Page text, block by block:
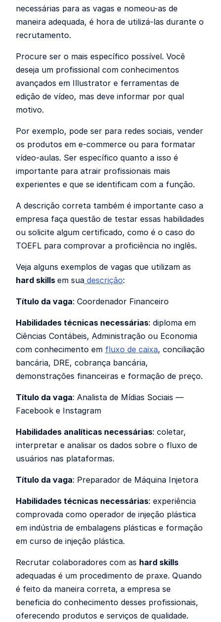
necessárias para as vagas e nomeou-as de
maneira adequada, é hora de utilizá-las durante o
recrutamento.
Procure ser o mais específico possível. Você
deseja um profissional com conhecimentos
avançados em Illustrator e ferramentas de
edição de vídeo, mas deve informar por qual
motivo.
Por exemplo, pode ser para redes sociais, vender
os produtos em e-commerce ou para formatar
vídeo-aulas. Ser específico quanto a isso é
importante para atrair profissionais mais
experientes e que se identificam com a função.
A descrição correta também é importante caso a
empresa faça questão de testar essas habilidades
ou solicite algum certificado, como é o caso do
TOEFL para comprovar a proficiência no inglês.
Veja alguns exemplos de vagas que utilizam as
hard skills em sua descrição:
Título da vaga: Coordenador Financeiro
Habilidades técnicas necessárias: diploma em
Ciências Contábeis, Administração ou Economia
com conhecimento em fluxo de caixa, conciliação
bancária, DRE, cobrança bancária,
demonstrações financeiras e formação de preço.
Título da vaga: Analista de Mídias Sociais —
Facebook e Instagram
Habilidades analíticas necessárias: coletar,
interpretar e analisar os dados sobre o fluxo de
usuários nas plataformas.
Título da vaga: Preparador de Máquina Injetora
Habilidades técnicas necessárias: experiência
comprovada como operador de injeção plástica
em indústria de embalagens plásticas e formação
em curso de injeção plástica.
Recrutar colaboradores com as hard skills
adequadas é um procedimento de praxe. Quando
é feito da maneira correta, a empresa se
beneficia do conhecimento desses profissionais,
oferecendo produtos e serviços de qualidade.